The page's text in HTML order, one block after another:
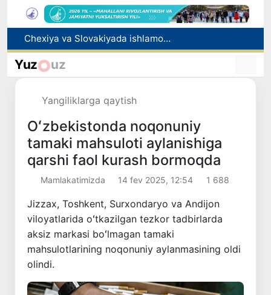
Bolaning familiyasiga otasining ismini berishga ruxsat beriladi
Behruz Karimov faoliyatini Shveytsariyaning «Lugano» klubida davom ettiradi
Yuz uz
Yangiliklarga qaytish
Oʻzbekistonda noqonuniy
tamaki mahsuloti aylanishiga
qarshi faol kurash bormoqda
Mamlakatimizda 14 fev 2025, 12:54 1 688
Jizzax, Toshkent, Surxondaryo va Andijon
viloyatlarida oʻtkazilgan tezkor tadbirlarda
aksiz markasi boʻlmagan tamaki
mahsulotlarining noqonuniy aylanmasining oldi
olindi.